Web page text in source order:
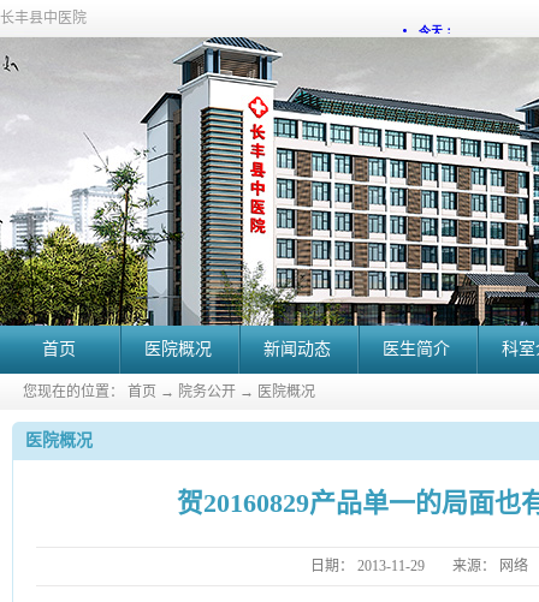
长丰县中医院
首页 医院概况 新闻动态 医生简介 科
您现在的位置： 首页 → 院务公开 → 医院概况
医院概况
贺20160829产品单一的局面也
日期： 2013-11-29 来源： 网络